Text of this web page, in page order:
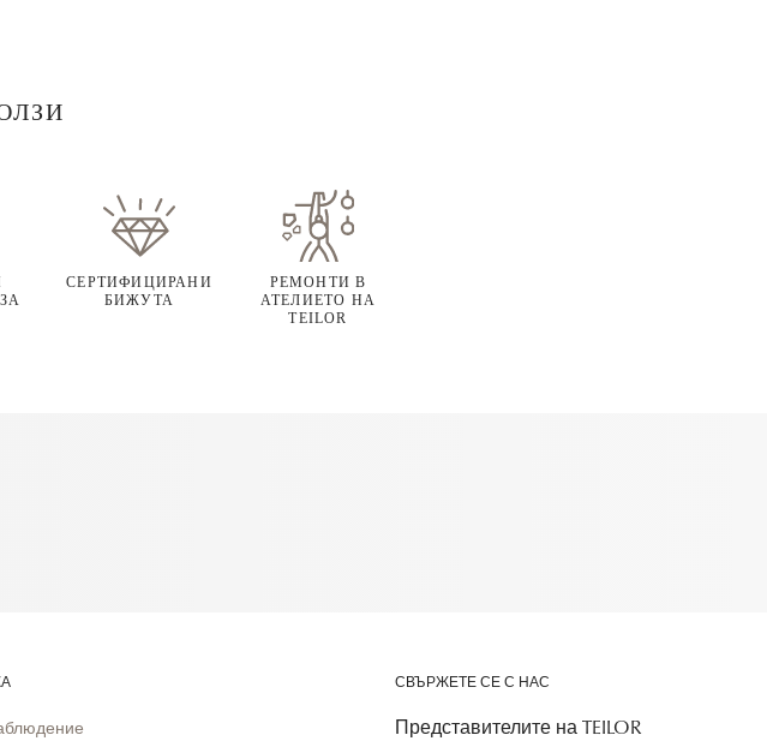
СЕРТИФИЦИРАНИ
БИЖУТА
РЕМОНТИ В
АТЕЛИЕТО НА
TEILOR
СВЪРЖЕТЕ СЕ С НАС
Представителите на TEILOR